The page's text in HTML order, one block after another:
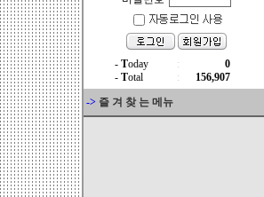
-> 즐 겨 찾 는 메뉴